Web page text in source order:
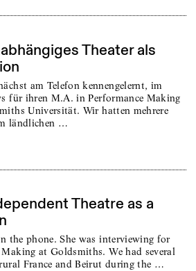
Theater als
am Telefon kennengelernt, im
für ihren M.A. in Performance Making
Universität. Wir hatten mehrere
länd­lichen …
Theatre as a
the phone. She was interviewing for
at Goldsmiths. We had several
France and Beirut during the …